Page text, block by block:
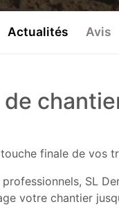
Actualités Avis
finale de vos
SL
votre chantier